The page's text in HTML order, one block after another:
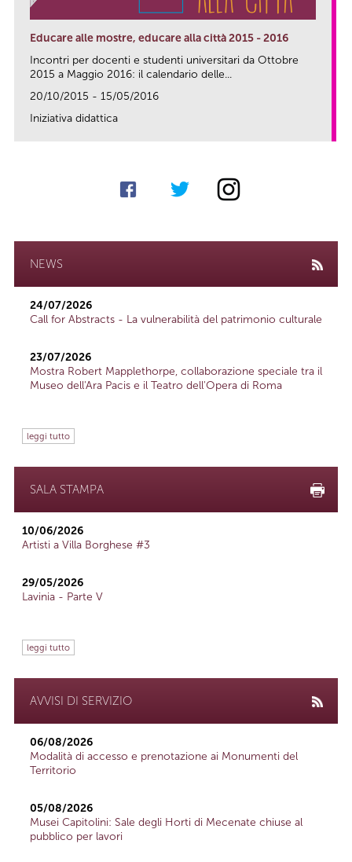
Educare alle mostre, educare alla città 2015 - 2016
Incontri per docenti e studenti universitari da Ottobre
2015 a Maggio 2016: il calendario delle...
20/10/2015 - 15/05/2016
Iniziativa didattica
NEWS
24/07/2026
Call for Abstracts - La vulnerabilità del patrimonio culturale
23/07/2026
Mostra Robert Mapplethorpe, collaborazione speciale tra il
Museo dell'Ara Pacis e il Teatro dell'Opera di Roma
leggi tutto
SALA STAMPA
10/06/2026
Artisti a Villa Borghese #3
29/05/2026
Lavinia - Parte V
leggi tutto
AVVISI DI SERVIZIO
06/08/2026
Modalità di accesso e prenotazione ai Monumenti del
Territorio
05/08/2026
Musei Capitolini: Sale degli Horti di Mecenate chiuse al
pubblico per lavori